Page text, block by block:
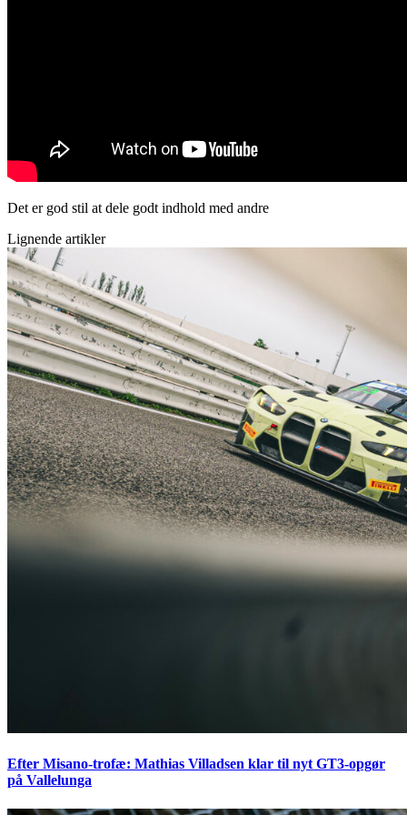
Det er god stil at dele godt indhold med andre
Lignende artikler
Efter Misano-trofæ: Mathias Villadsen klar til nyt GT3-opgør
på Vallelunga